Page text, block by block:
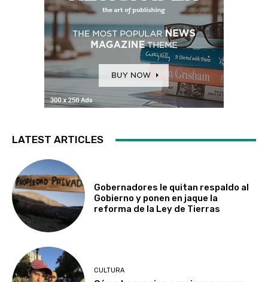
LATEST ARTICLES
Gobernadores le quitan respaldo al
Gobierno y ponen en jaque la
reforma de la Ley de Tierras
CULTURA